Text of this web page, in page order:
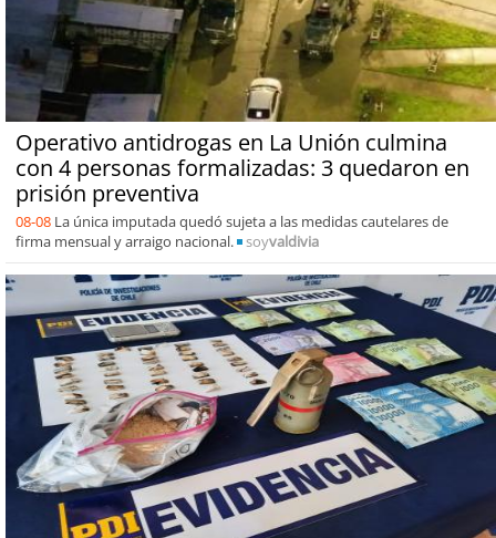
Operativo antidrogas en La Unión culmina
con 4 personas formalizadas: 3 quedaron en
prisión preventiva
08-08 La única imputada quedó sujeta a las medidas cautelares de
firma mensual y arraigo nacional.
soyvaldivia